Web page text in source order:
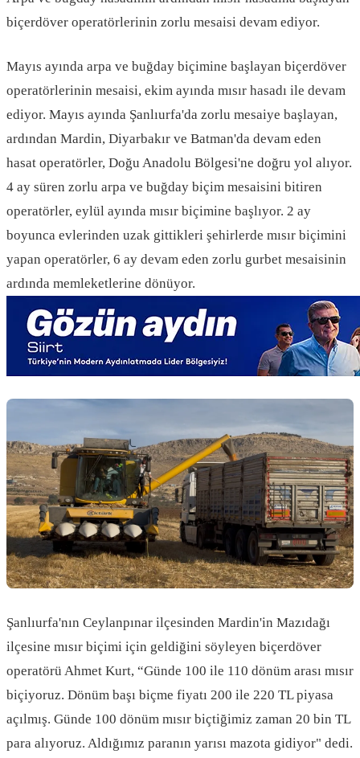
biçerdöver operatörlerinin zorlu mesaisi devam ediyor.
Mayıs ayında arpa ve buğday biçimine başlayan biçerdöver
operatörlerinin mesaisi, ekim ayında mısır hasadı ile devam
ediyor. Mayıs ayında Şanlıurfa'da zorlu mesaiye başlayan,
ardından Mardin, Diyarbakır ve Batman'da devam eden
hasat operatörler, Doğu Anadolu Bölgesi'ne doğru yol alıyor.
4 ay süren zorlu arpa ve buğday biçim mesaisini bitiren
operatörler, eylül ayında mısır biçimine başlıyor. 2 ay
boyunca evlerinden uzak gittikleri şehirlerde mısır biçimini
yapan operatörler, 6 ay devam eden zorlu gurbet mesaisinin
ardında memleketlerine dönüyor.
Şanlıurfa'nın Ceylanpınar ilçesinden Mardin'in Mazıdağı
ilçesine mısır biçimi için geldiğini söyleyen biçerdöver
operatörü Ahmet Kurt, “Günde 100 ile 110 dönüm arası mısır
biçiyoruz. Dönüm başı biçme fiyatı 200 ile 220 TL piyasa
açılmış. Günde 100 dönüm mısır biçtiğimiz zaman 20 bin TL
para alıyoruz. Aldığımız paranın yarısı mazota gidiyor" dedi.